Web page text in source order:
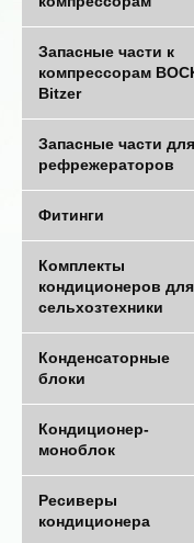
Запасные части к
компрессорам
Bitzer
Запасные части для
рефрежераторов
Фитинги
Комплекты
кондиционеров для
сельхозтехники
Конденсаторные
блоки
Кондиционер-
моноблок
Ресиверы
кондиционера